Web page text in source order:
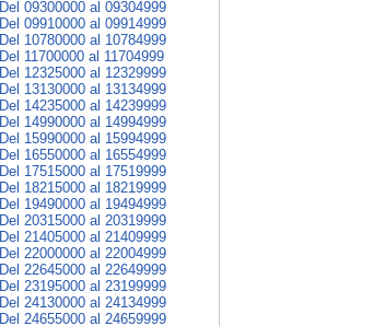
Del 09300000 al 09304999
Del 09910000 al 09914999
Del 10780000 al 10784999
Del 11700000 al 11704999
Del 12325000 al 12329999
Del 13130000 al 13134999
Del 14235000 al 14239999
Del 14990000 al 14994999
Del 15990000 al 15994999
Del 16550000 al 16554999
Del 17515000 al 17519999
Del 18215000 al 18219999
Del 19490000 al 19494999
Del 20315000 al 20319999
Del 21405000 al 21409999
Del 22000000 al 22004999
Del 22645000 al 22649999
Del 23195000 al 23199999
Del 24130000 al 24134999
Del 24655000 al 24659999